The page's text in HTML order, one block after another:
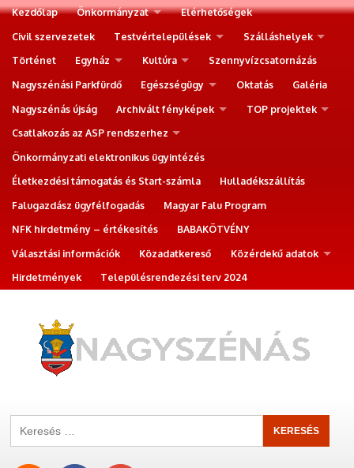
Kezdőlap Önkormányzat
Elérhetőségek
Civil szervezetek
Testvértelepülések
Szálláshelyek
Történet
Egyház Kultúra
Szennyvízcsatornázás
Nagyszénási Parkfürdő
Egészségügy Oktatás
Galéria
Nagyszénás újság
Archivált fényképek
TOP projektek
Csatlakozás az ASP rendszerhez
Önkormányzati elektronikus ügyintézés
Életkezdési támogatás és Start-számla
Hulladékszállítás
Falugazdász ügyfélfogadás
Magyar Falu Program
NFK hirdetmény – értékesítés
BABAKÖTVÉNY
Választási információk
Közadatkereső
Közérdekű adatok
Hirdetmények
Településrendezési terv 2024